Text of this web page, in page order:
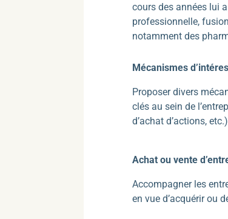
cours des années lui
professionnelle,
notamment des
Mécanismes
Proposer divers
clés au sein de
d’achat d’actions,
Achat ou vente
Accompagner les
en vue d’acquérir ou